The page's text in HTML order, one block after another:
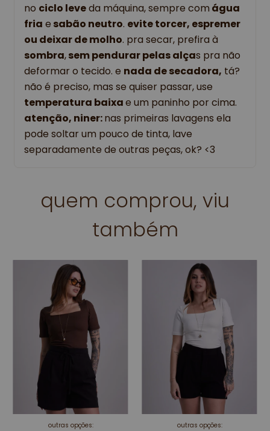
no ciclo leveda máquina, sempre com água
fria e sabão neutro. evite torcer, espremer
ou deixar de molho. pra secar, prefira à
sombra,sem pendurar pelas alças pra não
deformar o tecido. e nada de secadora, tá?
não é preciso, mas se quiser passar, use
temperatura baixae um paninho por cima.
atenção, niner:nas primeiras lavagens ela
pode soltar um pouco de tinta, lave
separadamente de outras peças, ok? <3
quem comprou, viu
também
outras opções: outras opções: